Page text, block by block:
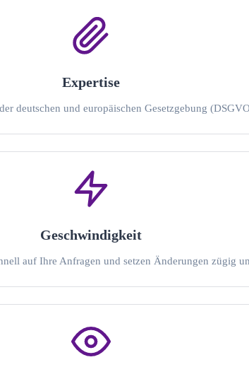
Expertise
deutschen und europäischen Gesetzgebung
Geschwindigkeit
auf Ihre Anfragen und setzen Änderungen zügig